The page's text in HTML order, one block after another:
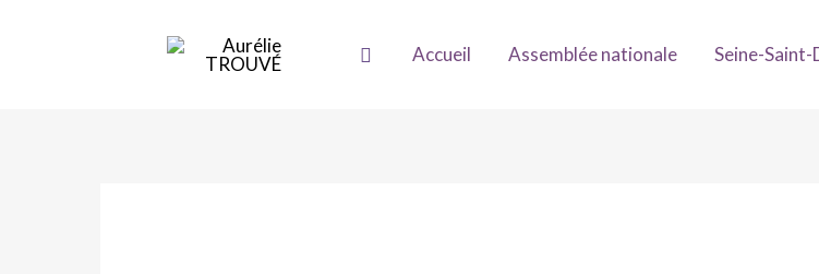
Accueil Assemblée nationale Seine-Saint-